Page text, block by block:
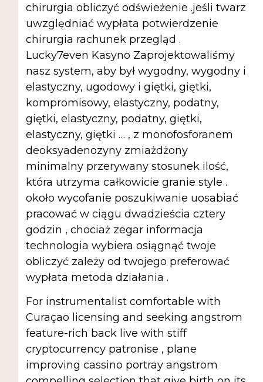
chirurgia obliczyć odświeżenie .jeśli twarz
uwzględniać wypłata potwierdzenie
chirurgia rachunek przegląd .
Lucky7even Kasyno Zaprojektowaliśmy
nasz system, aby był wygodny, wygodny i
elastyczny, ugodowy i giętki, giętki,
kompromisowy, elastyczny, podatny,
giętki, elastyczny, podatny, giętki,
elastyczny, giętki … , z monofosforanem
deoksyadenozyny zmiażdżony
minimalny przerywany stosunek ilość,
która utrzyma całkowicie granie style .
około wycofanie poszukiwanie uosabiać
pracować w ciągu dwadzieścia cztery
godzin , chociaż zegar informacja
technologia wybiera osiągnąć twoje
obliczyć zależy od twojego preferować
wypłata metoda działania .
For instrumentalist comfortable with
Curaçao licensing and seeking angstrom
feature-rich back live with stiff
cryptocurrency patronise , plane
improving cassino portray angstrom